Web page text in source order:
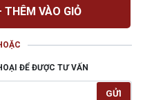
THÊM VÀO GIỎ
ĐỂ ĐƯỢC TƯ VẤN
GỬI